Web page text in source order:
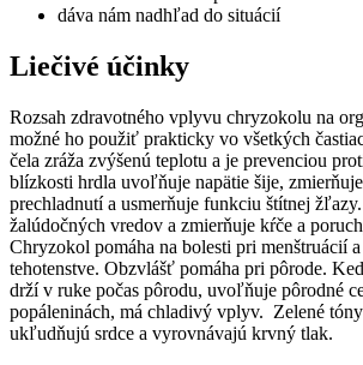
dáva nám nadhľad do situácií
Liečivé účinky
Rozsah zdravotného vplyvu chryzokolu na
možné ho použiť prakticky vo všetkých
čela zráža zvýšenú teplotu a je prevenciou
blízkosti hrdla uvoľňuje napätie šije,
prechladnutí a usmerňuje funkciu štítnej
žalúdočných vredov a zmierňuje kŕče a
Chryzokol pomáha na bolesti pri menštruácií
tehotenstve. Obzvlášť pomáha pri pôrode.
drží v ruke počas pôrodu, uvoľňuje pôrodné
popáleninách, má chladivý vplyv. Zelené
ukľudňujú srdce a vyrovnávajú krvný tlak.